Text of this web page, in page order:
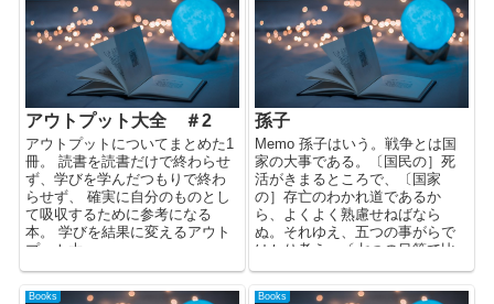
アウトプット大全 ＃2
アウトプットについてまとめた1
冊。 読書を読書だけで終わらせ
ず、学びを学んだつもりで終わ
らせず、 確実に自分のものとし
て吸収するために参考になる
本。 学びを結果に変えるアウト
プット大...
孫子
Memo 孫子はいう。戦争とは国
家の大事である。〔国民の］死
活がきまるところで、〔国家
の］存亡のわかれ道であるか
ら、よくよく熟慮せねばなら
ぬ。それゆえ、五つの事がらで
はかり考え、〔七つの目算で比
Books Books